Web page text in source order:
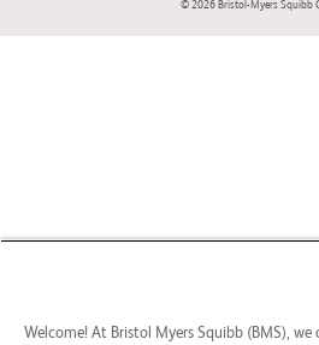
© 2026 Bristol-Myers Squibb
Welcome! At Bristol Myers Squibb (BMS), we